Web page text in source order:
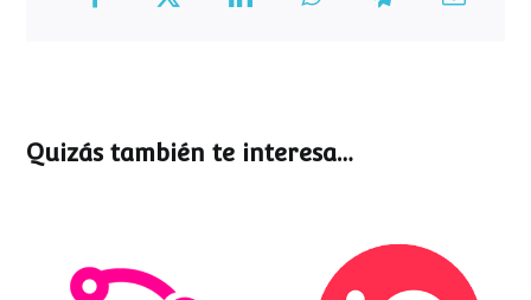
Quizás también te interesa…